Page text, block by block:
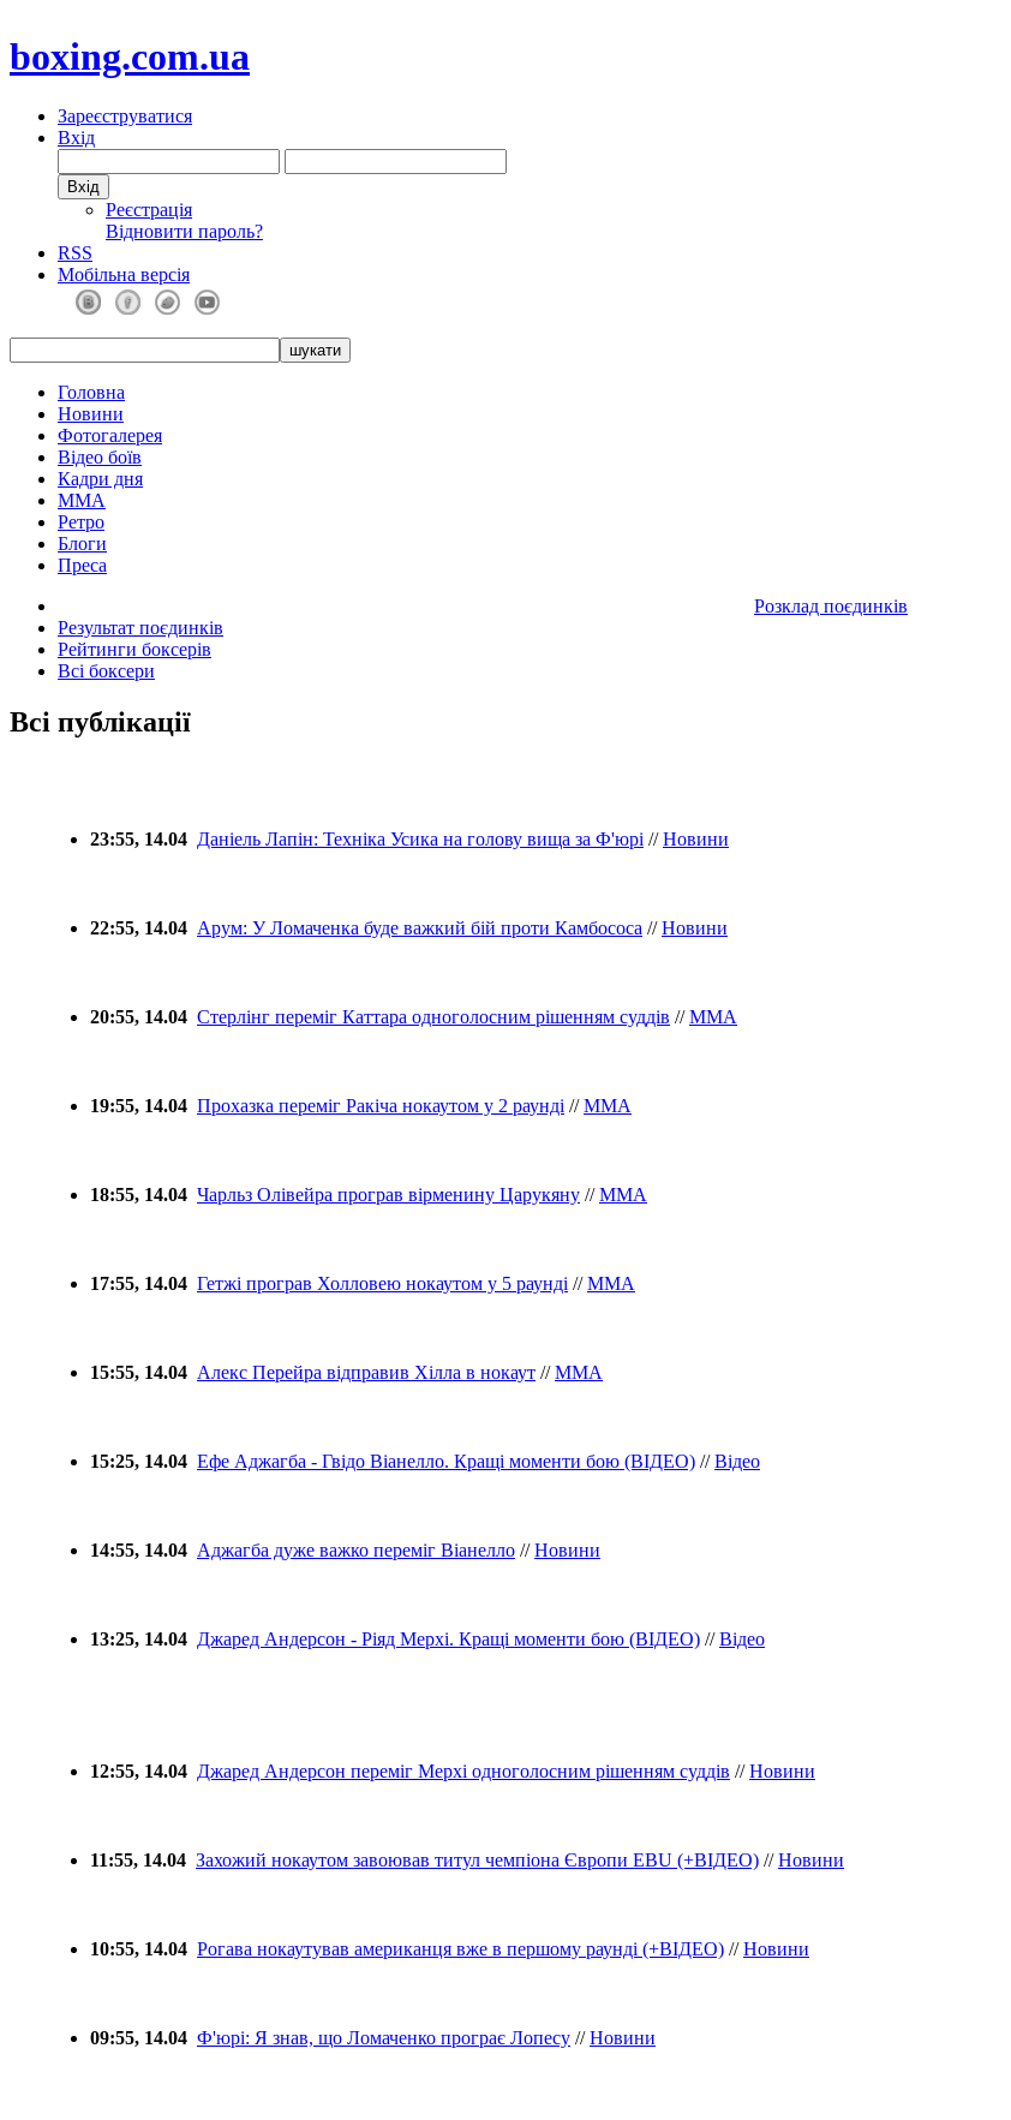
boxing.com.ua
Зареєструватися
Вхід
Реєстрація
Відновити пароль?
RSS
Мобільна версія
Головна
Новини
Фотогалерея
Відео боїв
Кадри дня
ММА
Ретро
Блоги
Преса
Розклад поєдинків
Результат поєдинків
Рейтинги боксерів
Всі боксери
Всі публікації
23:55, 14.04 Даніель Лапін: Техніка Усика на голову вища за Ф'юрі //Новини
22:55, 14.04 Арум: У Ломаченка буде важкий бій проти Камбососа //Новини
20:55, 14.04 Стерлінг переміг Каттара одноголосним рішенням суддів //ММА
19:55, 14.04 Прохазка переміг Ракіча нокаутом у 2 раунді //ММА
18:55, 14.04 Чарльз Олівейра програв вірменину Царукяну //ММА
17:55, 14.04 Гетжі програв Холловею нокаутом у 5 раунді //ММА
15:55, 14.04 Алекс Перейра відправив Хілла в нокаут //ММА
15:25, 14.04 Ефе Аджагба - Гвідо Віанелло. Кращі моменти бою (ВІДЕО) //Відео
14:55, 14.04 Аджагба дуже важко переміг Віанелло //Новини
13:25, 14.04 Джаред Андерсон - Ріяд Мерхі. Кращі моменти бою (ВІДЕО) //Відео
12:55, 14.04 Джаред Андерсон переміг Мерхі одноголосним рішенням суддів //Новини
11:55, 14.04 Захожий нокаутом завоював титул чемпіона Європи EBU (+ВІДЕО) //Новини
10:55, 14.04 Рогава нокаутував американця вже в першому раунді (+ВІДЕО) //Новини
09:55, 14.04 Ф'юрі: Я знав, що Ломаченко програє Лопесу //Новини